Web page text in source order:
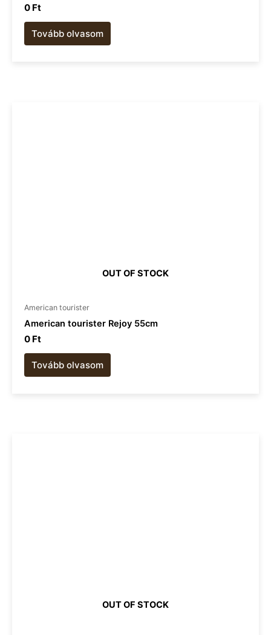
0 Ft
Tovább olvasom
OUT OF STOCK
American tourister​
American tourister Rejoy 55cm
0 Ft
Tovább olvasom
OUT OF STOCK